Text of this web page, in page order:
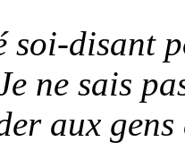
soi-disant
ne sais
aux